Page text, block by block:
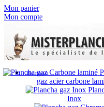
Mon panier
Mon compte
Plancha gaz
gaz acier carbone
Inox